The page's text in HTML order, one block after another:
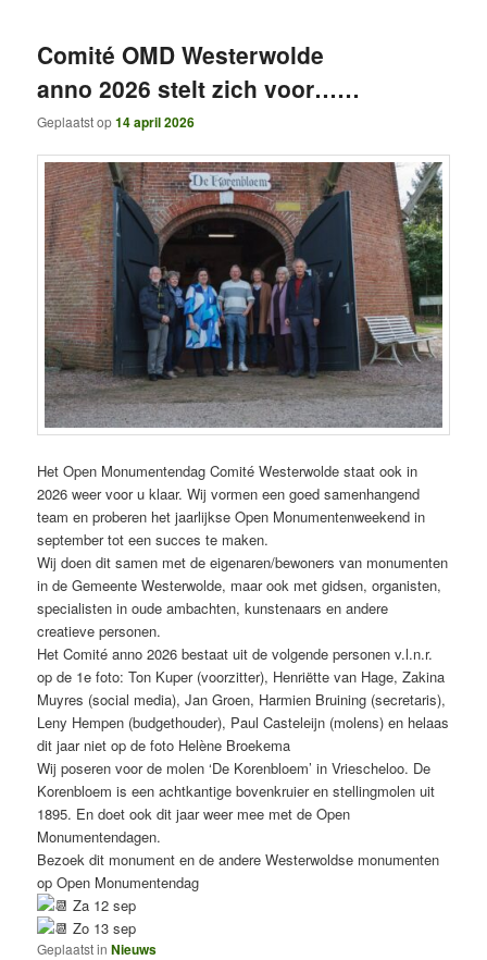
Comité OMD Westerwolde
anno 2026 stelt zich voor……
Geplaatst op14 april 2026
Het Open Monumentendag Comité Westerwolde staat ook in
2026 weer voor u klaar. Wij vormen een goed samenhangend
team en proberen het jaarlijkse Open Monumentenweekend in
september tot een succes te maken.
Wij doen dit samen met de eigenaren/bewoners van monumenten
in de Gemeente Westerwolde, maar ook met gidsen, organisten,
specialisten in oude ambachten, kunstenaars en andere
creatieve personen.
Het Comité anno 2026 bestaat uit de volgende personen v.l.n.r.
op de 1e foto: Ton Kuper (voorzitter), Henriëtte van Hage, Zakina
Muyres (social media), Jan Groen, Harmien Bruining (secretaris),
Leny Hempen (budgethouder), Paul Casteleijn (molens) en helaas
dit jaar niet op de foto Helène Broekema
Wij poseren voor de molen ‘De Korenbloem’ in Vriescheloo. De
Korenbloem is een achtkantige bovenkruier en stellingmolen uit
1895. En doet ook dit jaar weer mee met de Open
Monumentendagen.
Bezoek dit monument en de andere Westerwoldse monumenten
op Open Monumentendag
Za 12 sep
Zo 13 sep
Geplaatst in Nieuws